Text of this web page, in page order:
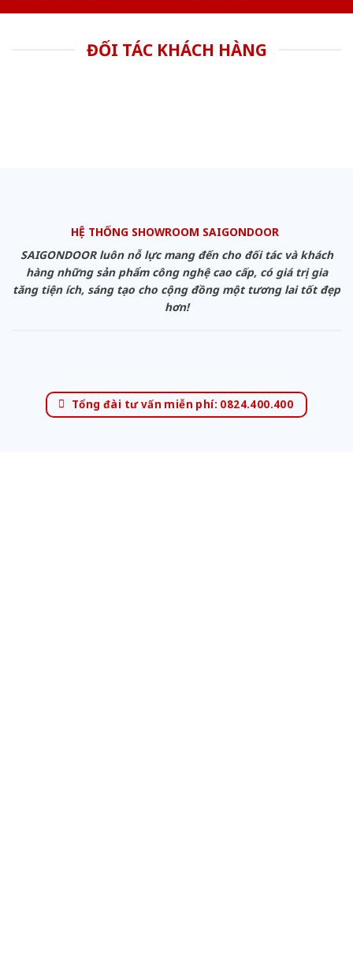
ĐỐI TÁC KHÁCH HÀNG
HỆ THỐNG SHOWROOM SAIGONDOOR
SAIGONDOOR luôn nỗ lực mang đến cho đối tác và khách
hàng những sản phẩm công nghệ cao cấp, có giá trị gia
tăng tiện ích, sáng tạo cho cộng đồng một tương lai tốt đẹp
hơn!
Tổng đài tư vấn miễn phí: 0824.400.400